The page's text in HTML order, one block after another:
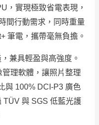
，實現極致省電表現，
間行動需求，同時重量
筆電，攜帶毫無負擔。
兼具輕盈與高強度。
理軟體，讓照片整理
與 100% DCI-P3 廣色
TÜV 與 SGS 低藍光護